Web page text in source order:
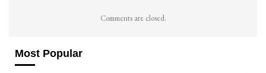
Comments are closed.
Most Popular